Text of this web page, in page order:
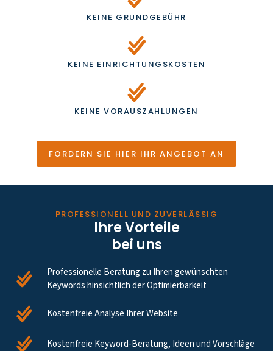
KEINE GRUNDGEBÜHR
KEINE EINRICHTUNGSKOSTEN
KEINE VORAUSZAHLUNGEN
FORDERN SIE HIER IHR ANGEBOT AN
PROFESSIONELL UND ZUVERLÄSSIG
Ihre Vorteile
bei uns
Professionelle Beratung zu Ihren gewünschten
Keywords hinsichtlich der Optimierbarkeit
Kostenfreie Analyse Ihrer Website
Kostenfreie Keyword-Beratung, Ideen und Vorschläge